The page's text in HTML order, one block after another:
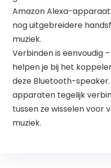
Amazon Alexa-
nog uitgebreidere
muziek.
Verbinden is eenvoudig
helpen je bij het
deze Bluetooth-
apparaten tegelijk
tussen ze wisselen voor
muziek.